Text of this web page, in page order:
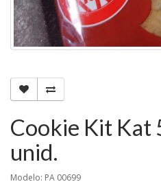
Cookie Kit Kat
unid.
Modelo: PA 00699